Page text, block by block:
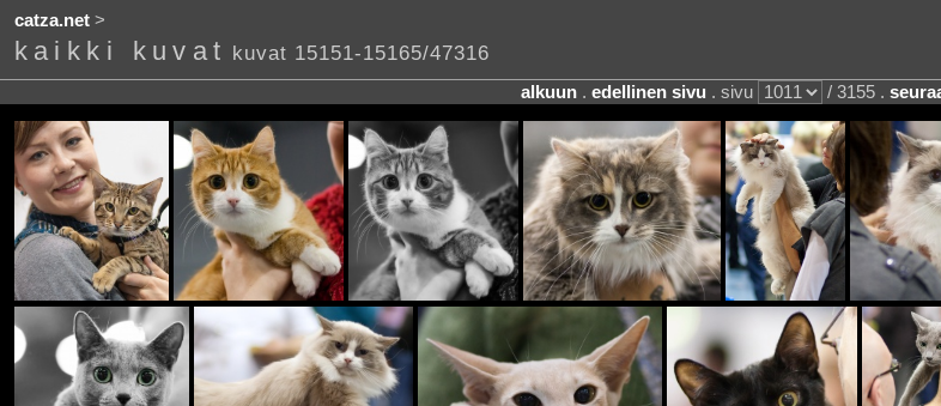
catza.net>
kaikki kuvat kuvat 15151-15165/47316
alkuun . edellinen sivu . sivu / 3155 .